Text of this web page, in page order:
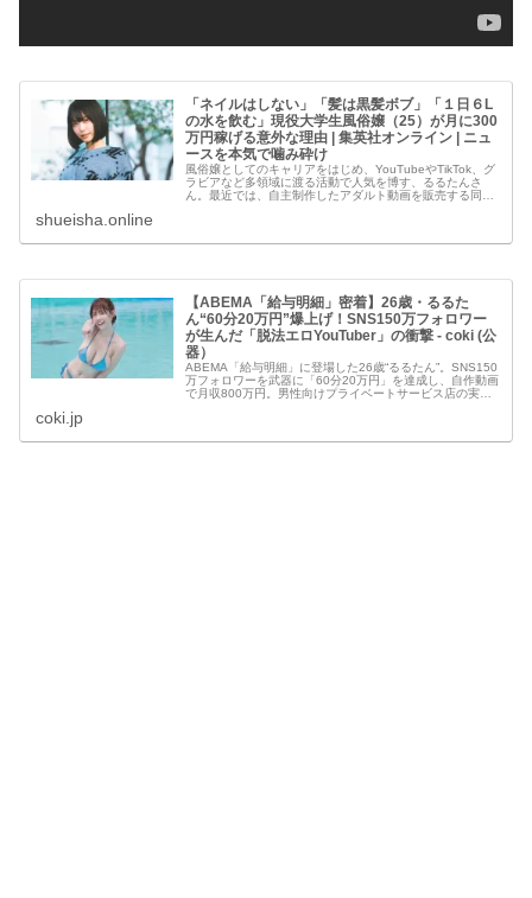
「ネイルはしない」「髪は黒髪ボブ」「１日６L
の水を飲む」現役大学生風俗嬢（25）が月に300
万円稼げる意外な理由 | 集英社オンライン | ニュ
ースを本気で噛み砕け
風俗嬢としてのキャリアをはじめ、YouTubeやTikTok、グ
ラビアなど多領域に渡る活動で人気を博す、るるたんさ
ん。最近では、自主制作したアダルト動画を販売する同人
shueisha.online
【ABEMA「給与明細」密着】26歳・るるた
ん“60分20万円”爆上げ！SNS150万フォロワー
が生んだ「脱法エロYouTuber」の衝撃 - coki (公
器）
ABEMA「給与明細」に登場した26歳“るるたん”。SNS150
万フォロワーを武器に「60分20万円」を達成し、自作動画
で月収800万円。男性向けプライベートサービス店の実態
coki.jp